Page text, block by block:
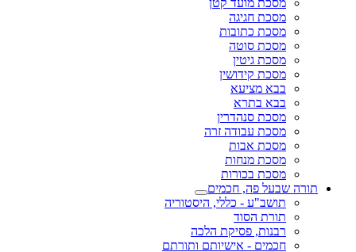
מסכת מועד קטן
מסכת חגיגה
מסכת כתובות
מסכת סוטה
מסכת גיטין
מסכת קידושין
בבא מציעא
בבא בתרא
מסכת סנהדרין
מסכת עבודה זרה
מסכת אבות
מסכת מנחות
מסכת בכורות
תורה שבעל פה, חכמים
תושב"ע - כללי, היסטוריה
תורת הסוד
רבנות, פסיקת הלכה
חכמים - אישיותם ותורתם